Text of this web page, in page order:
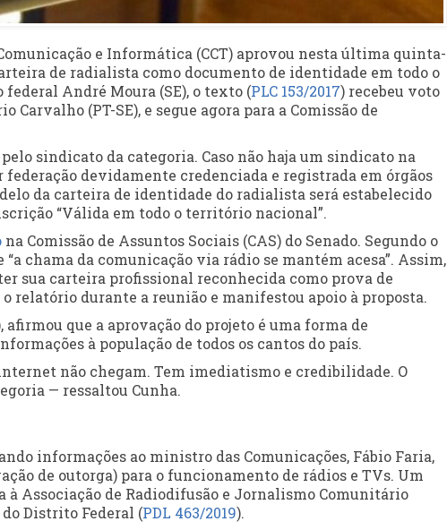
e Informática (CCT) aprovou nesta última quinta-
de radialista como documento de identidade em todo o
André Moura (SE), o texto (PLC 153/2017) recebeu voto
(PT-SE), e segue agora para a Comissão de
sindicato da categoria. Caso não haja um sindicato na
devidamente credenciada e registrada em órgãos
da carteira de identidade do radialista será estabelecido
“Válida em todo o território nacional”.
na Comissão de Assuntos Sociais (CAS) do Senado. Segundo o
chama da comunicação via rádio se mantém acesa”. Assim,
sua carteira profissional reconhecida como prova de
relatório durante a reunião e manifestou apoio à proposta.
afirmou que a aprovação do projeto é uma forma de
à população de todos os cantos do país.
não chegam. Tem imediatismo e credibilidade. O
— ressaltou Cunha.
informações ao ministro das Comunicações, Fábio Faria,
de outorga) para o funcionamento de rádios e TVs. Um
à Associação de Radiodifusão e Jornalismo Comunitário
Distrito Federal (PDL 463/2019).